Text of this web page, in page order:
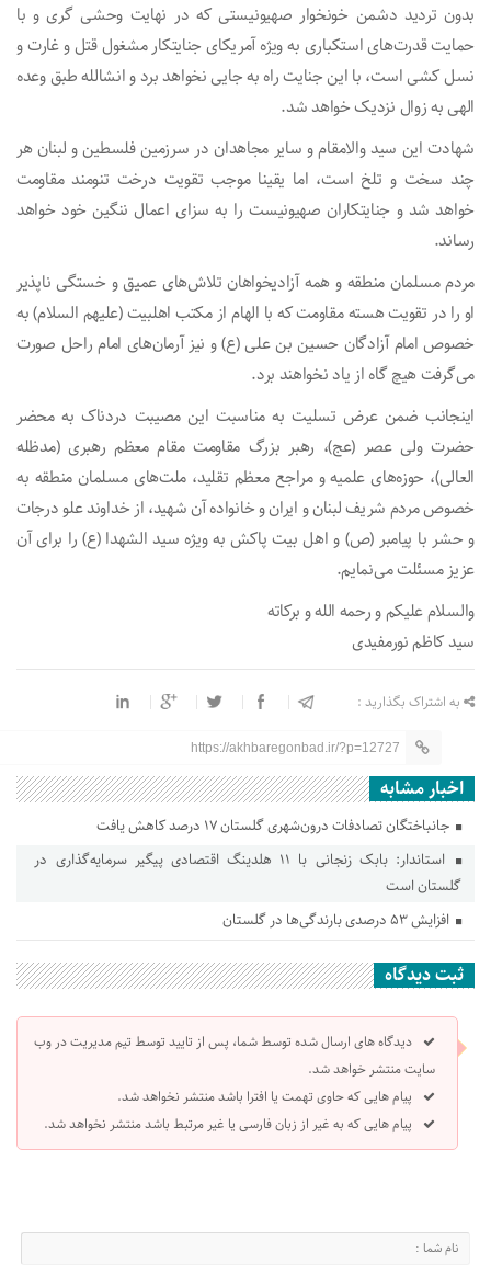
بدون تردید دشمن خونخوار صهیونیستی که در نهایت وحشی گری و با
حمایت قدرت‌های استکباری به ویژه آمریکای جنایتکار مشغول قتل و غارت و
نسل کشی است، با این جنایت راه به جایی نخواهد برد و انشالله طبق وعده
الهی به زوال نزدیک خواهد شد.
شهادت این سید والامقام و سایر مجاهدان در سرزمین فلسطین و لبنان هر
چند سخت و تلخ است، اما یقینا موجب تقویت درخت تنومند مقاومت
خواهد شد و جنایتکاران صهیونیست را به سزای اعمال ننگین خود خواهد
رساند.
مردم مسلمان منطقه و همه آزادیخواهان تلاش‌های عمیق و خستگی ناپذیر
او را در تقویت هسته مقاومت که با الهام از مکتب اهلبیت (علیهم السلام) به
خصوص امام آزادگان حسین بن علی (ع) و نیز آرمان‌های امام راحل صورت
می‌گرفت هیچ گاه از یاد نخواهند برد.
اینجانب ضمن عرض تسلیت به مناسبت این مصیبت دردناک به محضر
حضرت ولی عصر (عج)، رهبر بزرگ مقاومت مقام معظم رهبری (مدظله
العالی)، حوزه‌های علمیه و مراجع معظم تقلید، ملت‌های مسلمان منطقه به
خصوص مردم شریف لبنان و ایران و خانواده آن شهید، از خداوند علو درجات
و حشر با پیامبر (ص) و اهل بیت پاکش به ویژه سید الشهدا (ع) را برای آن
عزیز مسئلت می‌نمایم.
والسلام علیکم و رحمه الله و برکاته
سید کاظم نورمفیدی
به اشتراک بگذارید :
https://akhbaregonbad.ir/?p=12727
اخبار مشابه
جانباختگان تصادفات درون‌شهری گلستان ۱۷ درصد کاهش یافت
استاندار: بابک زنجانی با ۱۱ هلدینگ اقتصادی پیگیر سرمایه‌گذاری در
گلستان است
افزایش ۵۳ درصدی بارندگی‌ها در گلستان
ثبت دیدگاه
دیدگاه های ارسال شده توسط شما، پس از تایید توسط تیم مدیریت در وب
سایت منتشر خواهد شد.
پیام هایی که حاوی تهمت یا افترا باشد منتشر نخواهد شد.
پیام هایی که به غیر از زبان فارسی یا غیر مرتبط باشد منتشر نخواهد شد.